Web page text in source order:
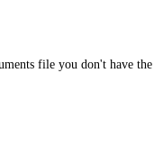
file you don't have